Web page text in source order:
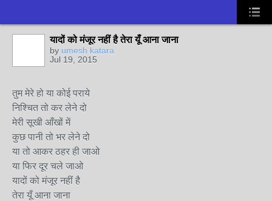
यादों को मंजूर नहीं है तेरा यूँ आना जाना
by umesh katara
Jul 19, 2015
तुम मेरे हो या कोई पराये
निश्चित तो कर लेने दो
मेरी सूखी आँखों में
कुछ पानी तो भर लेने दो
या तो आकर ठहर ही जाओ
या फिर दूर चले जाओ
यादों को मंजूर नहीं है
तेरा यूँ आना जाना